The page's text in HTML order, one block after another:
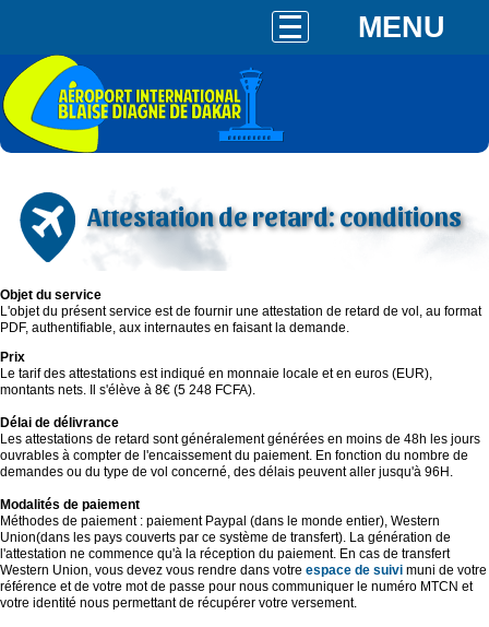
MENU
Attestation de retard: conditions
Objet du service
L'objet du présent service est de fournir une attestation de retard de vol, au format
PDF, authentifiable, aux internautes en faisant la demande.
Prix
Le tarif des attestations est indiqué en monnaie locale et en euros (EUR),
montants nets. Il s'élève à 8€ (5 248 FCFA).
Délai de délivrance
Les attestations de retard sont généralement générées en moins de 48h les jours
ouvrables à compter de l'encaissement du paiement. En fonction du nombre de
demandes ou du type de vol concerné, des délais peuvent aller jusqu'à 96H.
Modalités de paiement
Méthodes de paiement : paiement Paypal (dans le monde entier), Western
Union(dans les pays couverts par ce système de transfert). La génération de
l'attestation ne commence qu'à la réception du paiement. En cas de transfert
Western Union, vous devez vous rendre dans votre espace de suivi muni de votre
référence et de votre mot de passe pour nous communiquer le numéro MTCN et
votre identité nous permettant de récupérer votre versement.